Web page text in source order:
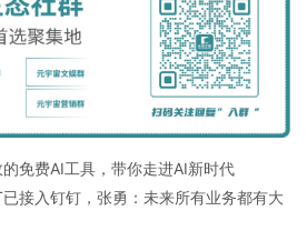
免费AI工具，带你走进AI新时代
接入钉钉，张勇：未来所有业务都有大